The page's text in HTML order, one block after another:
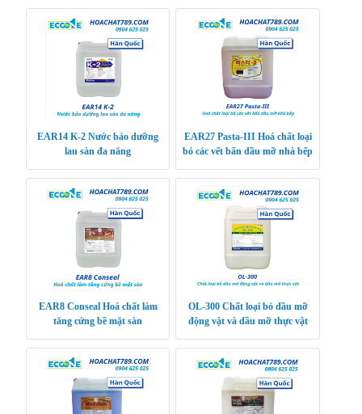
EAR14 K-2 Nước bảo dưỡng
lau sàn đa năng
EAR27 Pasta-III Hoá chất loại
bỏ các vết bẩn dầu mỡ nhà bếp
EAR8 Conseal Hoá chất làm
tăng cứng bề mặt sàn
OL-300 Chất loại bỏ dầu mỡ
động vật và dầu mỡ thực vật